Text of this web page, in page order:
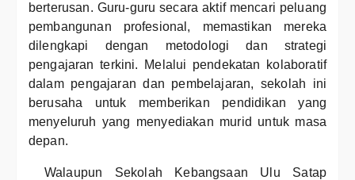
berterusan. Guru-guru secara aktif mencari peluang
pembangunan profesional, memastikan mereka
dilengkapi dengan metodologi dan strategi
pengajaran terkini. Melalui pendekatan kolaboratif
dalam pengajaran dan pembelajaran, sekolah ini
berusaha untuk memberikan pendidikan yang
menyeluruh yang menyediakan murid untuk masa
depan.
Walaupun Sekolah Kebangsaan Ulu Satap